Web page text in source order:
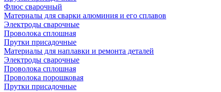
Флюс сварочный
Материалы для сварки алюминия и его сплавов
Электроды сварочные
Проволока сплошная
Прутки присадочные
Материалы для наплавки и ремонта деталей
Электроды сварочные
Проволока сплошная
Проволока порошковая
Прутки присадочные